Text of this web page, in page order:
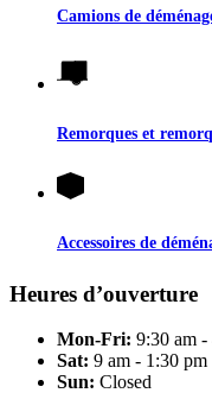
Camions de
Remorques et
Accessoires de
Heures d’ouverture
Mon-Fri: 9:30 am
Sat: 9 am - 1:30 pm
Sun: Closed